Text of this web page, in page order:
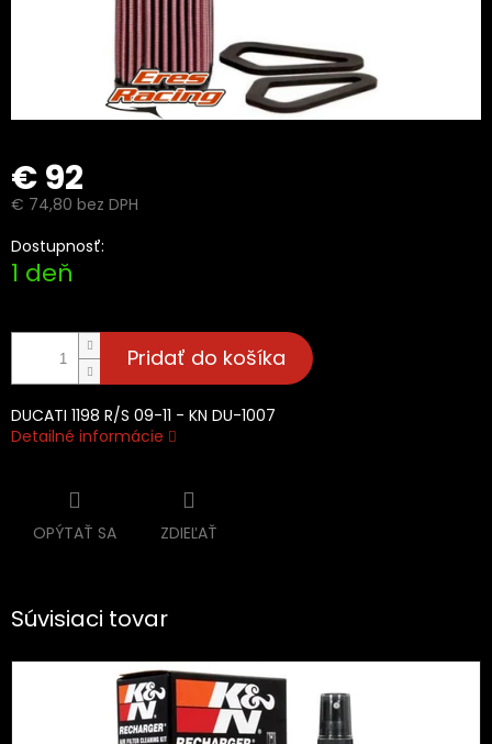
€ 92
€ 74,80 bez DPH
Jednotková
cena:
Dostupnosť:
1 deň
Pridať do košíka
DUCATI 1198 R/S 09-11 - KN DU-1007
Detailné informácie
OPÝTAŤ SA ZDIEĽAŤ
Súvisiaci tovar